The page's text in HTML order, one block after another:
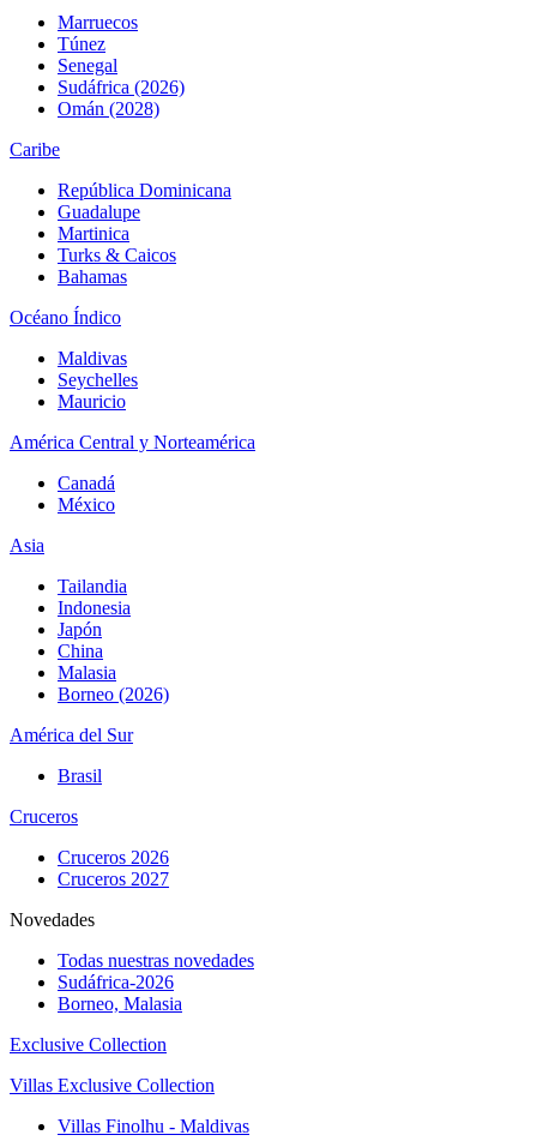
Marruecos
Túnez
Senegal
Sudáfrica (2026)
Omán (2028)
Caribe
República Dominicana
Guadalupe
Martinica
Turks & Caicos
Bahamas
Océano Índico
Maldivas
Seychelles
Mauricio
América Central y Norteamérica
Canadá
México
Asia
Tailandia
Indonesia
Japón
China
Malasia
Borneo (2026)
América del Sur
Brasil
Cruceros
Cruceros 2026
Cruceros 2027
Novedades
Todas nuestras novedades
Sudáfrica-2026
Borneo, Malasia
Exclusive Collection
Villas Exclusive Collection
Villas Finolhu - Maldivas